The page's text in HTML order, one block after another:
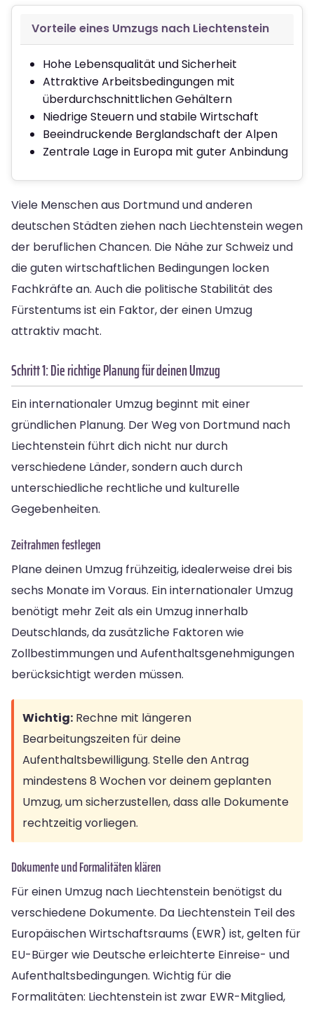
Vorteile eines Umzugs nach Liechtenstein
Hohe Lebensqualität und Sicherheit
Attraktive Arbeitsbedingungen mit
überdurchschnittlichen Gehältern
Niedrige Steuern und stabile Wirtschaft
Beeindruckende Berglandschaft der Alpen
Zentrale Lage in Europa mit guter Anbindung
Viele Menschen aus Dortmund und anderen
deutschen Städten ziehen nach Liechtenstein wegen
der beruflichen Chancen. Die Nähe zur Schweiz und
die guten wirtschaftlichen Bedingungen locken
Fachkräfte an. Auch die politische Stabilität des
Fürstentums ist ein Faktor, der einen Umzug
attraktiv macht.
Schritt 1: Die richtige Planung für deinen Umzug
Ein internationaler Umzug beginnt mit einer
gründlichen Planung. Der Weg von Dortmund nach
Liechtenstein führt dich nicht nur durch
verschiedene Länder, sondern auch durch
unterschiedliche rechtliche und kulturelle
Gegebenheiten.
Zeitrahmen festlegen
Plane deinen Umzug frühzeitig, idealerweise drei bis
sechs Monate im Voraus. Ein internationaler Umzug
benötigt mehr Zeit als ein Umzug innerhalb
Deutschlands, da zusätzliche Faktoren wie
Zollbestimmungen und Aufenthaltsgenehmigungen
berücksichtigt werden müssen.
Wichtig: Rechne mit längeren
Bearbeitungszeiten für deine
Aufenthaltsbewilligung. Stelle den Antrag
mindestens 8 Wochen vor deinem geplanten
Umzug, um sicherzustellen, dass alle Dokumente
rechtzeitig vorliegen.
Dokumente und Formalitäten klären
Für einen Umzug nach Liechtenstein benötigst du
verschiedene Dokumente. Da Liechtenstein Teil des
Europäischen Wirtschaftsraums (EWR) ist, gelten für
EU-Bürger wie Deutsche erleichterte Einreise- und
Aufenthaltsbedingungen. Wichtig für die
Formalitäten: Liechtenstein ist zwar EWR-Mitglied,